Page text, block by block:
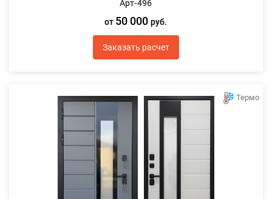
Арт-496
от 50 000руб.
Заказать расчет
Термо